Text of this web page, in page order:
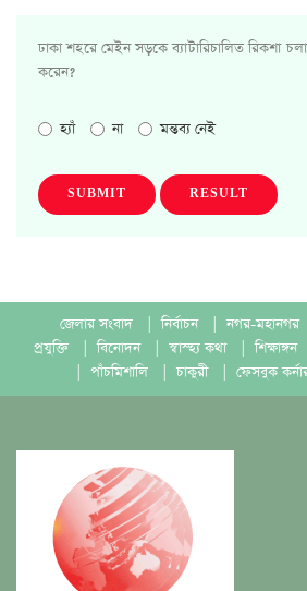
ঢাকা শহরে মেইন সড়কে ব্যাটারিচালিত রিকশা
করেন?
হ্যাঁ না মন্তব্য নেই
SUBMIT RESULT
জেলার সংবাদ নির্বাচন নগর-মহানগর
প্রযুক্তি
বিনোদন স্বাস্হ্য কথা শিক্ষাঙ্গন
পাঁচমিশালি চাকুরী ফেসবুক